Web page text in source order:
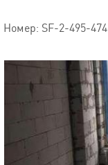
Номер: SF-2-495-474